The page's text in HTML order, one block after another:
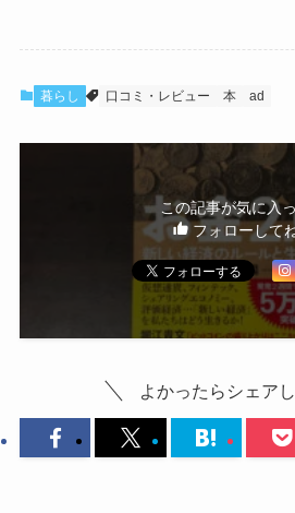
暮らし 口コミ・レビュー 本 ad
この記事が気に入
フォローして
よかったらシェアし